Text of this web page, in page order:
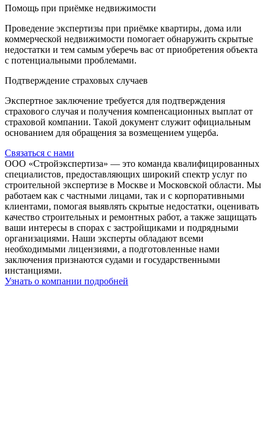
Помощь при приёмке недвижимости
Проведение экспертизы при приёмке квартиры, дома или
коммерческой недвижимости помогает обнаружить скрытые
недостатки и тем самым уберечь вас от приобретения объекта
с потенциальными проблемами.
Подтверждение страховых случаев
Экспертное заключение требуется для подтверждения
страхового случая и получения компенсационных выплат от
страховой компании. Такой документ служит официальным
основанием для обращения за возмещением ущерба.
Связаться с нами
ООО «Стройэкспертиза» — это команда квалифицированных
специалистов, предоставляющих широкий спектр услуг по
строительной экспертизе в Москве и Московской области. Мы
работаем как с частными лицами, так и с корпоративными
клиентами, помогая выявлять скрытые недостатки, оценивать
качество строительных и ремонтных работ, а также защищать
ваши интересы в спорах с застройщиками и подрядными
организациями. Наши эксперты обладают всеми
необходимыми лицензиями, а подготовленные нами
заключения признаются судами и государственными
инстанциями.
Узнать о компании подробней